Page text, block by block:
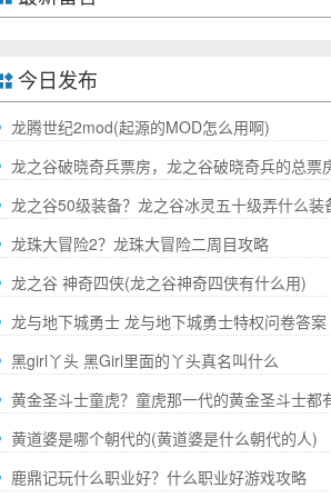
今日发布
龙腾世纪2mod(起源的MOD怎么用啊)
龙之谷破晓奇兵票房，龙之谷破晓奇兵的总票
龙之谷50级装备？龙之谷冰灵五十级弄什么装
龙珠大冒险2？龙珠大冒险二周目攻略
龙之谷 神奇四侠(龙之谷神奇四侠有什么用)
龙与地下城勇士 龙与地下城勇士特权问卷答案
黑girl丫头 黑Girl里面的丫头真名叫什么
黄金圣斗士童虎？童虎那一代的黄金圣斗士都
黄道婆是哪个朝代的(黄道婆是什么朝代的人)
鹿鼎记玩什么职业好？什么职业好游戏攻略